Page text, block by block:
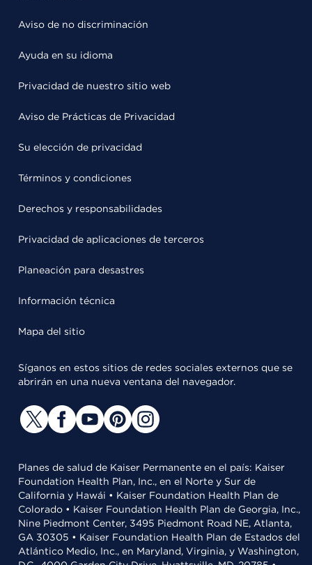
Aviso de no discriminación
Ayuda en su idioma
Privacidad de nuestro sitio web
Aviso de Prácticas de Privacidad
Su elección de privacidad
Términos y condiciones
Derechos y responsabilidades
Privacidad de aplicaciones de terceros
Planeación para desastres
Información técnica
Mapa del sitio
Síganos en estos sitios de redes sociales externos que se
abrirán en una nueva ventana del navegador.
Planes de salud de Kaiser Permanente en el país: Kaiser
Foundation Health Plan, Inc., en el Norte y Sur de
California y Hawái • Kaiser Foundation Health Plan de
Colorado • Kaiser Foundation Health Plan de Georgia, Inc.,
Nine Piedmont Center, 3495 Piedmont Road NE, Atlanta,
GA 30305 • Kaiser Foundation Health Plan de Estados del
Atlántico Medio, Inc., en Maryland, Virginia, y Washington,